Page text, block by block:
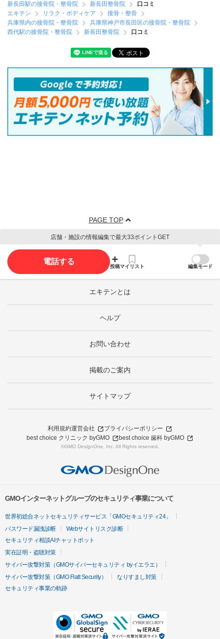
新長田駅の接骨院・整骨院
新長田整骨院
口コミ
エキテン
リラク・ボディケア
接骨・整骨
兵庫県内の接骨院・整骨院
兵庫県神戸市長田区の接骨院・整骨院
西代駅の接骨院・整骨院
新長田整骨院 口コミ
PAGE TOP
店舗・施設の情報編集で最大33ポイントGET
電話する
投稿マイリスト 編集モード
エキテンとは
ヘルプ
お問い合わせ
掲載のご案内
サイトマップ
利用規約運営会社
プライバシーポリシー
best choice クリニック byGMO
best choice 歯科 byGMO
©GMO DesignOne, Inc. All Rights reserved.
GMOインターネットグループのセキュリティ事業について
世界初総合ネットセキュリティサービス「GMOセキュリティ24」
パスワード漏洩診断
Webサイトリスク診断
セキュリティ相談AIチャットボット
実在証明・盗聴対策
サイバー攻撃対策（GMOサイバーセキュリティ byイエラエ）
サイバー攻撃対策（GMO Flatt Security）
なりすまし対策
セキュリティ事業の軌跡